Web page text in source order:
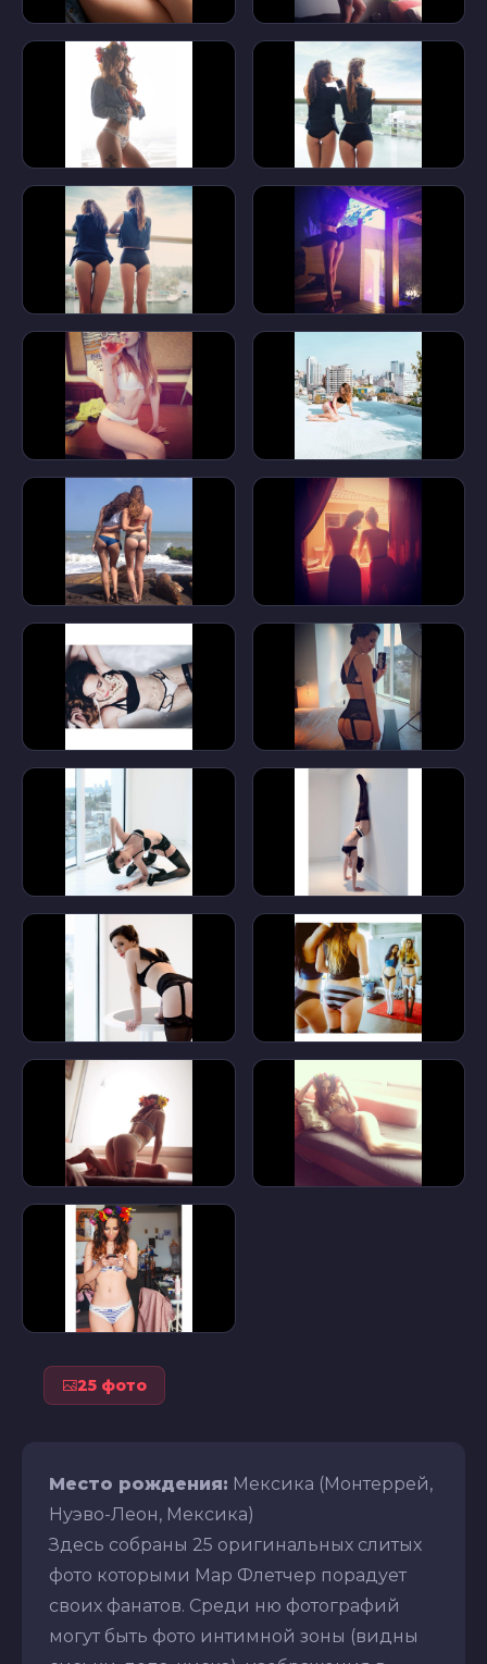
25 фото
Место рождения: Мексика (Монтеррей,
Нуэво-Леон, Мексика)
Здесь собраны 25 оригинальных слитых
фото которыми Мар Флетчер порадует
своих фанатов. Среди ню фотографий
могут быть фото интимной зоны (видны